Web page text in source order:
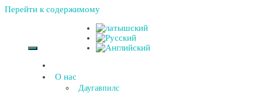
Перейти к содержимому
О нас
Даугавпилс